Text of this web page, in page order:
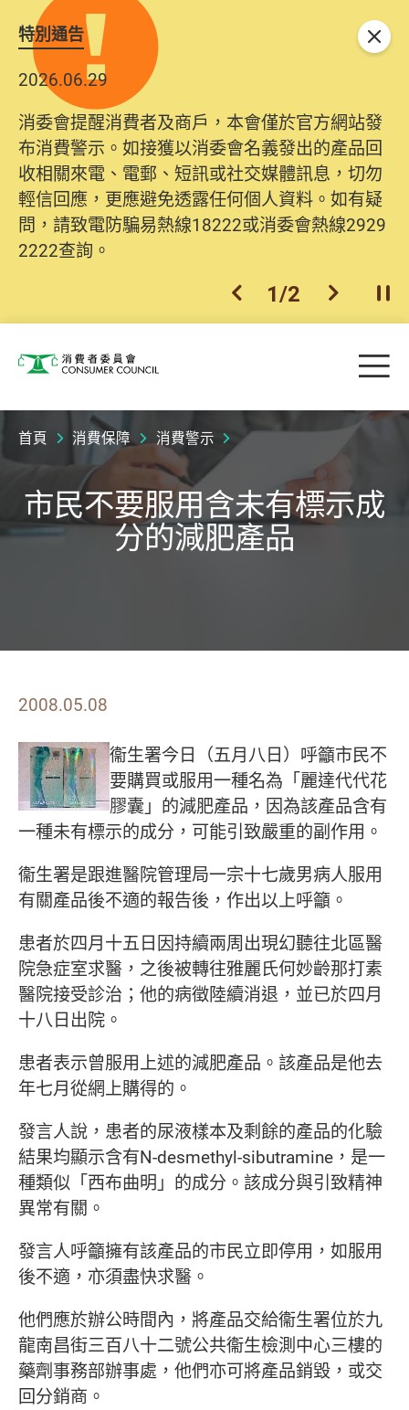
特別通告
2026.06.29
消委會提醒消費者及商戶，本會僅於官方網站發
布消費警示。如接獲以消委會名義發出的產品回
收相關來電、電郵、短訊或社交媒體訊息，切勿
輕信回應，更應避免透露任何個人資料。如有疑
問，請致電防騙易熱線18222或消委會熱線2929
2222查詢。
上一個
1/2 下一個開
關閉
消費者委員會 目
首頁 消費保障 消費警示
市民不要服用含未有標示成
分的減肥產品
2008.05.08
衞生署今日（五月八日）呼籲市民不
要購買或服用一種名為「麗達代代花
膠囊」的減肥產品，因為該產品含有
一種未有標示的成分，可能引致嚴重的副作用。
衞生署是跟進醫院管理局一宗十七歲男病人服用
有關產品後不適的報告後，作出以上呼籲。
患者於四月十五日因持續兩周出現幻聽往北區醫
院急症室求醫，之後被轉往雅麗氏何妙齡那打素
醫院接受診治；他的病徵陸續消退，並已於四月
十八日出院。
患者表示曾服用上述的減肥產品。該產品是他去
年七月從網上購得的。
發言人說，患者的尿液樣本及剩餘的產品的化驗
結果均顯示含有N-desmethyl-sibutramine ，是一
種類似「西布曲明」的成分。該成分與引致精神
異常有關。
發言人呼籲擁有該產品的市民立即停用，如服用
後不適，亦須盡快求醫。
他們應於辦公時間內，將產品交給衞生署位於九
龍南昌街三百八十二號公共衞生檢測中心三樓的
藥劑事務部辦事處，他們亦可將產品銷毀，或交
回分銷商。